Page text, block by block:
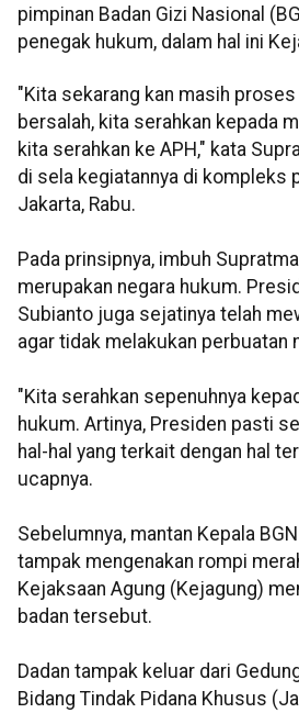
pimpinan Badan Gizi Nasional
penegak hukum, dalam hal ini
"Kita sekarang kan masih
bersalah, kita serahkan kepada
kita serahkan ke APH," kata
di sela kegiatannya di kompleks
Jakarta, Rabu.
Pada prinsipnya, imbuh
merupakan negara hukum.
Subianto juga sejatinya telah
agar tidak melakukan perbuatan
"Kita serahkan sepenuhnya
hukum. Artinya, Presiden pasti
hal-hal yang terkait dengan hal
ucapnya.
Sebelumnya, mantan Kepala
tampak mengenakan rompi
Kejaksaan Agung (Kejagung)
badan tersebut.
Dadan tampak keluar dari
Bidang Tindak Pidana Khusus